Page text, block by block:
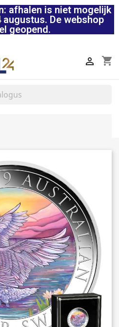
afhalen is niet mogelijk
De webshop
geopend.
shopping_cart
